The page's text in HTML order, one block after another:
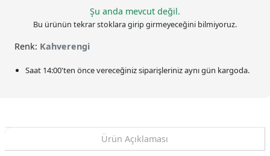
Şu anda mevcut değil.
Bu ürünün tekrar stoklara girip girmeyeceğini bilmiyoruz.
Renk: Kahverengi
Saat 14:00'ten önce vereceğiniz siparişlerinizaynı gün kargoda.
Ürün Açıklaması